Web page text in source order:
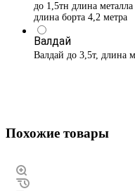
до 1,5тн длина
длина борта 4,2 метра
Валдай
Валдай до 3,5т, длина
Похожие товары